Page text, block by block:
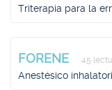
Triterapia para la
FORENE 45
Anestésico